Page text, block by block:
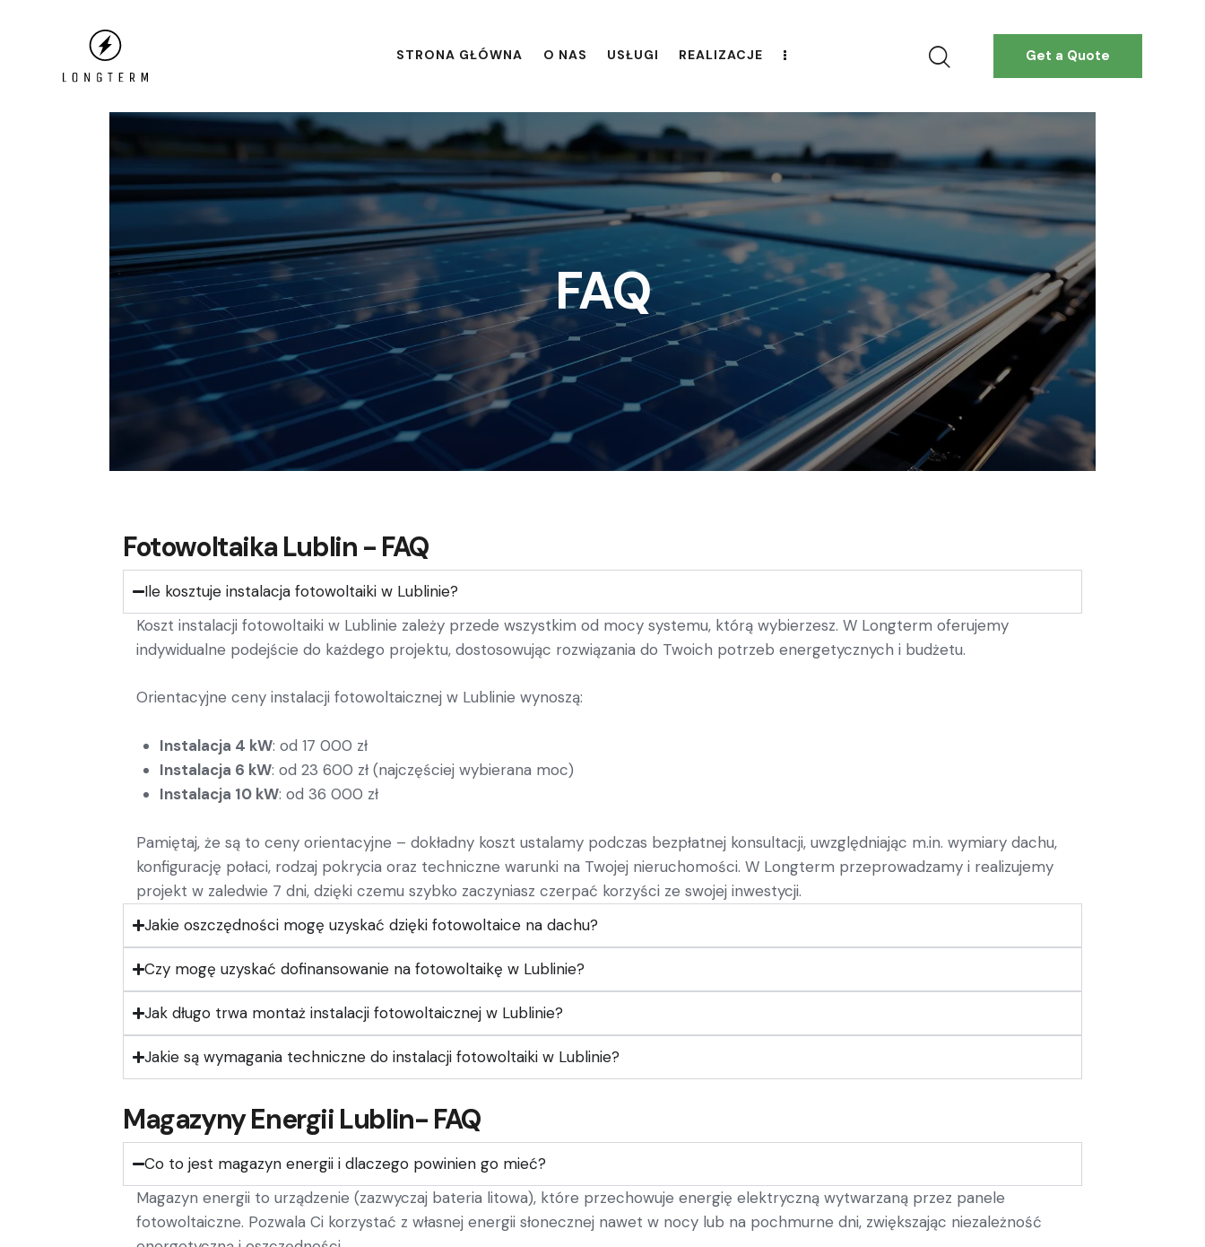
STRONA GŁÓWNA O NAS USŁUGI REALIZACJE Get a Quote
FAQ
Fotowoltaika Lublin - FAQ
Ile kosztuje instalacja fotowoltaiki w Lublinie?
Koszt instalacji fotowoltaiki w Lublinie zależy przede wszystkim od mocy systemu, którą wybierzesz. W Longterm oferujemy
indywidualne podejście do każdego projektu, dostosowując rozwiązania do Twoich potrzeb energetycznych i budżetu.
Orientacyjne ceny instalacji fotowoltaicznej w Lublinie wynoszą:
Instalacja 4 kW: od 17 000 zł
Instalacja 6 kW: od 23 600 zł (najczęściej wybierana moc)
Instalacja 10 kW: od 36 000 zł
Pamiętaj, że są to ceny orientacyjne – dokładny koszt ustalamy podczas bezpłatnej konsultacji, uwzględniając m.in. wymiary dachu,
konfigurację połaci, rodzaj pokrycia oraz techniczne warunki na Twojej nieruchomości. W Longterm przeprowadzamy i realizujemy
projekt w zaledwie 7 dni, dzięki czemu szybko zaczyniasz czerpać korzyści ze swojej inwestycji.
Jakie oszczędności mogę uzyskać dzięki fotowoltaice na dachu?
Czy mogę uzyskać dofinansowanie na fotowoltaikę w Lublinie?
Jak długo trwa montaż instalacji fotowoltaicznej w Lublinie?
Jakie są wymagania techniczne do instalacji fotowoltaiki w Lublinie?
Magazyny Energii Lublin- FAQ
Co to jest magazyn energii i dlaczego powinien go mieć?
Magazyn energii to urządzenie (zazwyczaj bateria litowa), które przechowuje energię elektryczną wytwarzaną przez panele
fotowoltaiczne. Pozwala Ci korzystać z własnej energii słonecznej nawet w nocy lub na pochmurne dni, zwiększając niezależność